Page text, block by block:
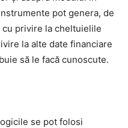
pot genera, de
privire la cheltuielile
la alte date financiare
să le facă cunoscute.
se pot folosi